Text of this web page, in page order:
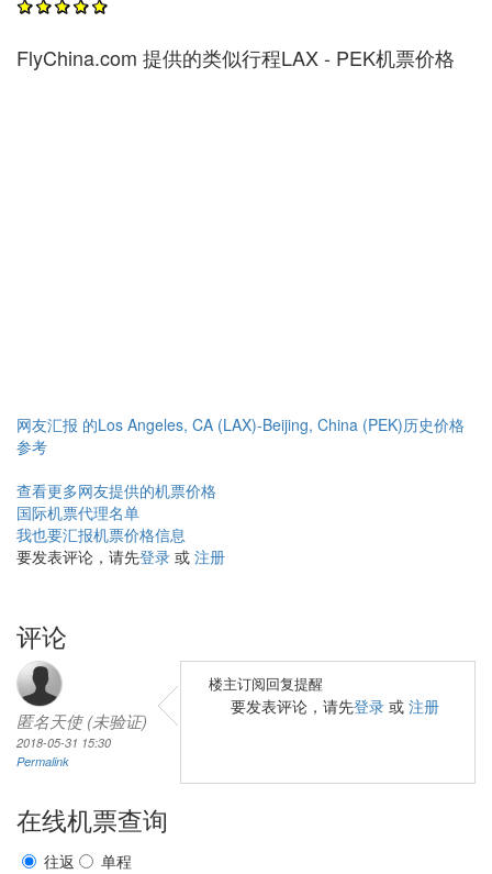
FlyChina.com 提供的类似行程LAX - PEK机票价格
网友汇报 的Los Angeles, CA (LAX)-Beijing, China (PEK)历史价格
参考
查看更多网友提供的机票价格
国际机票代理名单
我也要汇报机票价格信息
要发表评论，请先登录 或 注册
评论
匿名天使 (未验证)
2018-05-31 15:30
Permalink
楼主订阅回复提醒
要发表评论，请先登录 或 注册
在线机票查询
往返
单程